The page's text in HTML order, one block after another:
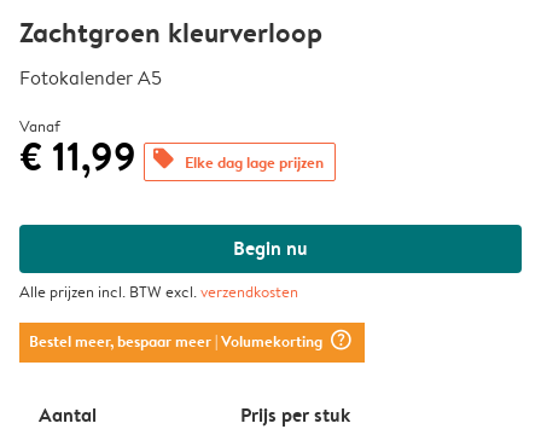
Zachtgroen kleurverloop
Fotokalender A5
Vanaf
€ 11,99 offers Elke dag lage prijzen
Begin nu
Alle prijzen incl. BTW excl.verzendkosten
Bestel meer, bespaar meer| Volumekorting question_mark_circle
Aantal Prijs per stuk